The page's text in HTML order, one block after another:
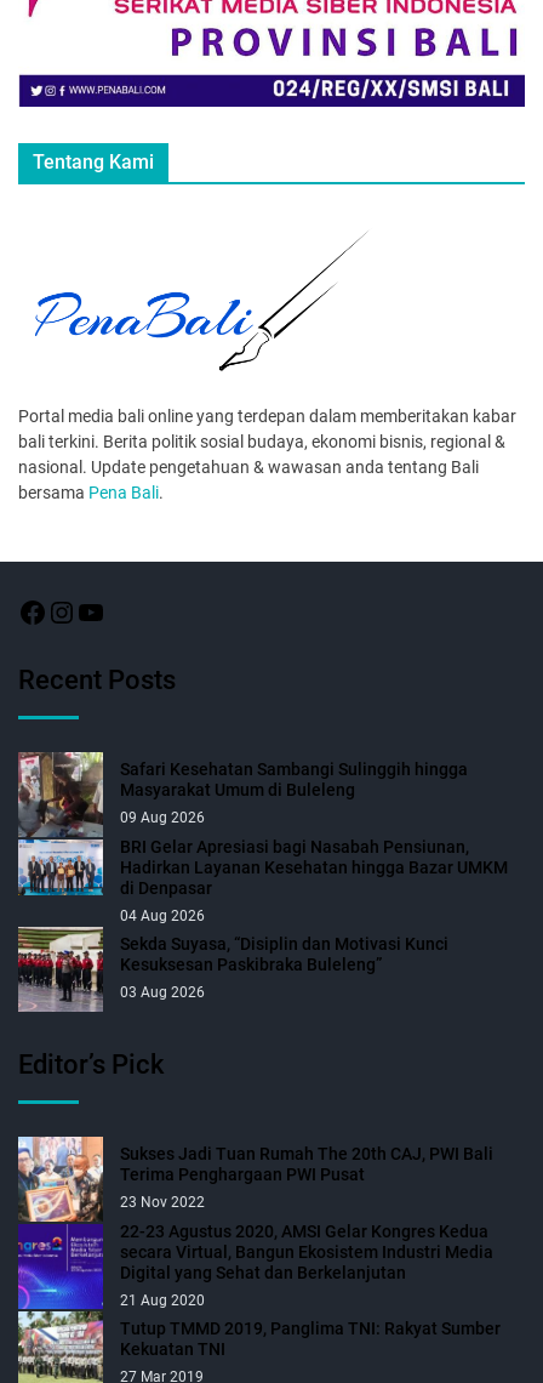
Tentang Kami
Portal media bali online yang terdepan dalam memberitakan kabar
bali terkini. Berita politik sosial budaya, ekonomi bisnis, regional &
nasional. Update pengetahuan & wawasan anda tentang Bali
bersama Pena Bali.
Recent Posts
Safari Kesehatan Sambangi Sulinggih hingga
Masyarakat Umum di Buleleng
09 Aug 2026
BRI Gelar Apresiasi bagi Nasabah Pensiunan,
Hadirkan Layanan Kesehatan hingga Bazar UMKM
di Denpasar
04 Aug 2026
Sekda Suyasa, “Disiplin dan Motivasi Kunci
Kesuksesan Paskibraka Buleleng”
03 Aug 2026
Editor’s Pick
Sukses Jadi Tuan Rumah The 20th CAJ, PWI Bali
Terima Penghargaan PWI Pusat
23 Nov 2022
22-23 Agustus 2020, AMSI Gelar Kongres Kedua
secara Virtual, Bangun Ekosistem Industri Media
Digital yang Sehat dan Berkelanjutan
21 Aug 2020
Tutup TMMD 2019, Panglima TNI: Rakyat Sumber
Kekuatan TNI
27 Mar 2019